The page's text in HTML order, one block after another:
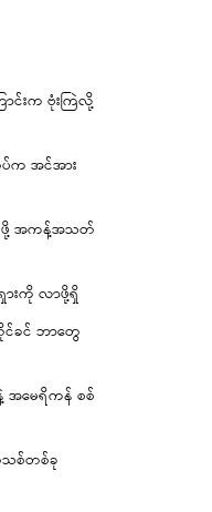
ာင်းက ဗုံးကြဲလို့
ပ်က အင်အား
ပ်ဖို့ အကန့်အသတ်
ရှားကို လာဖို့ရှိ
ခင် ဘာတွေ
အမေရိကန် စစ်
စ်တစ်ခု